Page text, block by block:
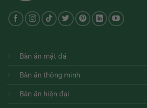
Bàn ăn mặt đá
Bàn ăn thông minh
Bàn ăn hiện đại